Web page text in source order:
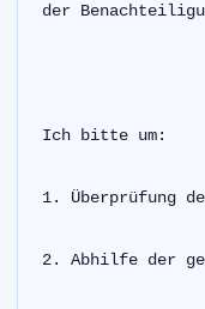
der
Ich bitte um:
1. Überprüfung
2. Abhilfe der